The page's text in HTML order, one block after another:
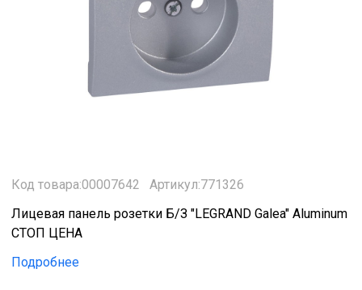
Код товара:00007642
Артикул:771326
Лицевая панель розетки Б/З "LEGRAND Galea" Aluminum
СТОП ЦЕНА
Подробнее